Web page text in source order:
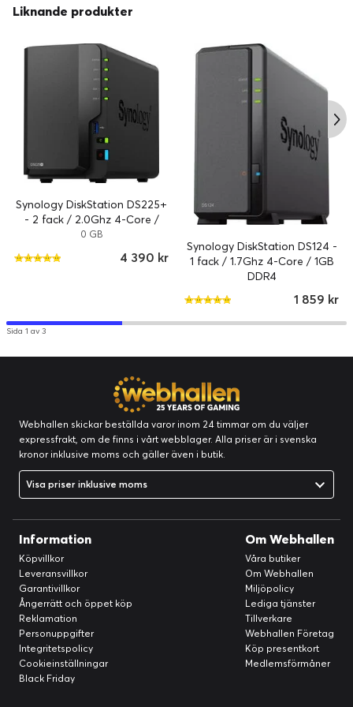
• Alternativ för e-post, SMS och pushnotiser
onlineåtkomst och bekväm delning
Statusindikator
5. Fläktar
6.Strömport
8. USB 3.2 Gen 1-portar
9. Reset-knapp
10. Kensington Security Slot
Förpackningens innehåll
• 1 x DS423
• 1 x Tillbehörsset
• 1 x AC-nätsladd
• 1 x AC-nätadapter
• 2 x RJ-45 LAN-kablar
Liknande produkter
Synology DiskStation DS225+
- 2 fack / 2.0Ghz 4-Core /
2GB DDR4
0 GB
4 390 kr
Synology DiskStation DS124 -
1 fack / 1.7Ghz 4-Core / 1GB
DDR4
1 859 kr
Sida 1 av 3
Webhallen skickar beställda varor inom 24 timmar om du väljer
expressfrakt, om de finns i vårt webblager. Alla priser är i svenska
kronor inklusive moms och gäller även i butik.
Visa priser inklusive moms
Information
Köpvillkor
Leveransvillkor
Garantivillkor
Ångerrätt och öppet köp
Reklamation
Personuppgifter
Integritetspolicy
Cookieinställningar
Black Friday
Om Webhallen
Våra butiker
Om Webhallen
Miljöpolicy
Lediga tjänster
Tillverkare
Webhallen Företag
Köp presentkort
Medlemsförmåner